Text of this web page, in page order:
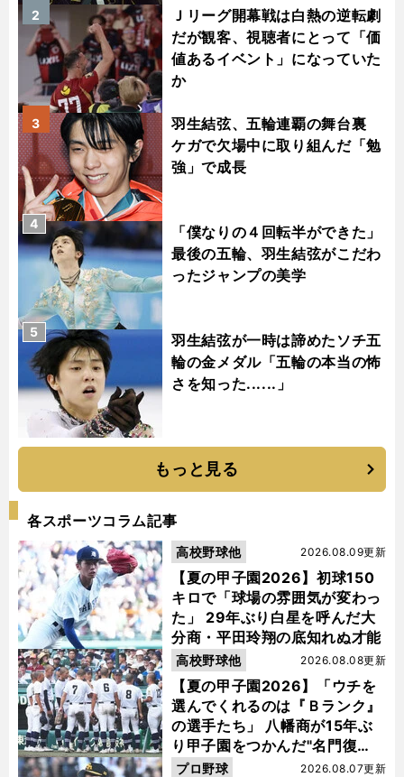
Ｊリーグ開幕戦は白熱の逆転劇
だが観客、視聴者にとって「価
値あるイベント」になっていた
か
2
羽生結弦、五輪連覇の舞台裏
ケガで欠場中に取り組んだ「勉
強」で成長
3
「僕なりの４回転半ができた」
最後の五輪、羽生結弦がこだわ
ったジャンプの美学
4
羽生結弦が一時は諦めたソチ五
輪の金メダル「五輪の本当の怖
さを知った......」
5
もっと見る
各スポーツコラム記事
【夏の甲子園2026】初球150
キロで「球場の雰囲気が変わっ
た」 29年ぶり白星を呼んだ大
分商・平田玲翔の底知れぬ才能
2026.08.09更新
高校野球他
【夏の甲子園2026】「ウチを
選んでくれるのは『Ｂランク』
の選手たち」 八幡商が15年ぶ
り甲子園をつかんだ"名門復
活"の舞台裏
2026.08.08更新
高校野球他
2026.08.07更新
プロ野球